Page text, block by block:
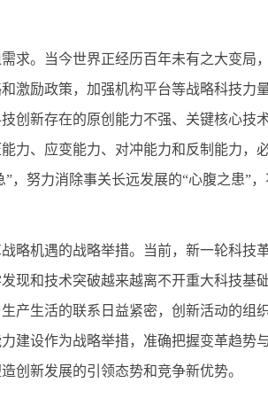
。当今世界正经历百年未有之大变局
激励政策，加强机构平台等战略科技力
创新存在的原创能力不强、关键核心
力、应变能力、对冲能力和反制能力
，努力消除事关长远发展的“心腹之患”
机遇的战略举措。当前，新一轮科技
现和技术突破越来越离不开重大科技
产生活的联系日益紧密，创新活动的
建设作为战略举措，准确把握变革趋
创新发展的引领态势和竞争新优势。